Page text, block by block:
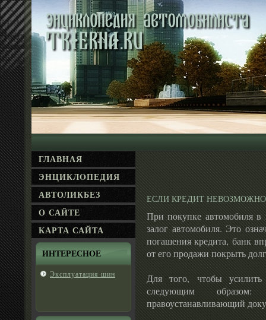
ГЛАВНАЯ
ЭНЦИКЛΟПЕДИЯ
АВТОЛИКБЕЗ
О САЙТЕ
КАРТА САЙТА
ИНТЕРЕСНΟЕ
Эксплуатация шин
ЕСЛИ КРЕДИТ
При покупке автомобиля в
залог автомобиля. Это
погашения кредита, банк
от его продажи покрыть
Для того, чтобы
следующим
правоустанавливающий